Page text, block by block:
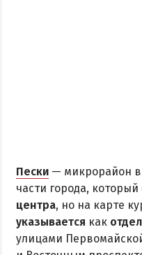
Пески — микрорайон
части города,
центра, но на карте
указывается как
улицами